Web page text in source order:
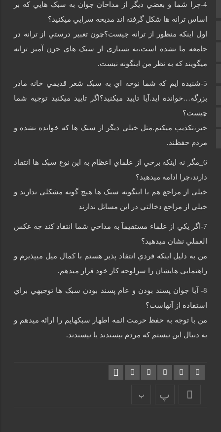
تالار گفتمان
اپلیکیشن سایت
سروش
آپارات
اینستاگرام
اطلاعات سایت
4-چرا شما و بعضي ديگر از مداحان جوان به سبک هايي که بر
اساس ترانه ها شکل گرفته اند مديحه سرايي ميکنيد؟
اول اينکه منظور از ترانه چيست؟چون تعبير درستي از ترانه در
جامعه ما نشده است،به بسياري از سبک هاي حزن آميز ترانه
ميگويند که به نظر من اينگونه نيست.
5-شنيده ايم که شما نوحه اي به سبک شعر قديمي خانه مادر
بزرگه…خوانده ايد.آيا تاييد ميکنيد؟اگر تاييد ميکنيد توجيه شما
چيست؟
خير،تکذيب ميکنم.مثل خيلي ديگر از سبک ها که خوانده نشده و
مردم حفظند.
6_مگر نه اينکه برخي از علماي اعظام به اين نوع سبک ها انتقاد
دارند،چرا ادامه ميدهيد؟
خيلي از مراجع هم با اينگونه سبک ها هيچ گونه مشکلي ندارند و
خيلي از مراجع دخالتي در اين مسائل ندارند
7-اگر يکي از علماء مستقيمآ به مداحي شما انتقاد کند چه عکس
العملي نشان ميدهيد؟
من به دليل اينکه فردي انتقاد پذير هستم با کمال ميل ميپذيرم و
راهنمايي هايشان را سرلوحه کار خود قرار ميدهم.
8- آيا جوان پسند بودن و عام پسند بودن سبک ها توجيهي براي
استفاده از آنهاست؟
من با توجه به حفظ حرمت ائمه اطهار سبکهايم را ارائه ميدهم و
به دنبال اين نيستم که مردم بپسندند يا نپسندند.
پ پ